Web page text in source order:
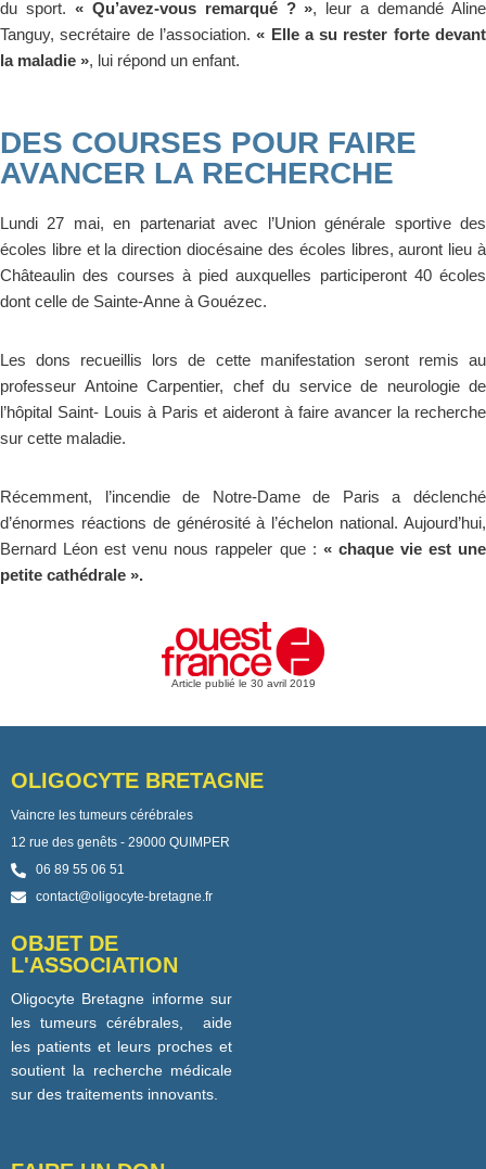
du sport. « Qu’avez-vous remarqué ? », leur a demandé Aline
Tanguy, secrétaire de l’association.« Elle a su rester forte devant
la maladie », lui répond un enfant.
DES COURSES POUR FAIRE
AVANCER LA RECHERCHE
Lundi 27 mai, en partenariat avec l’Union générale sportive des
écoles libre et la direction diocésaine des écoles libres, auront lieu à
Châteaulin des courses à pied auxquelles participeront 40 écoles
dont celle de Sainte-Anne à Gouézec.
Les dons recueillis lors de cette manifestation seront remis au
professeur Antoine Carpentier, chef du service de neurologie de
l’hôpital Saint- Louis à Paris et aideront à faire avancer la recherche
sur cette maladie.
Récemment, l’incendie de Notre-Dame de Paris a déclenché
d’énormes réactions de générosité à l’échelon national. Aujourd’hui,
Bernard Léon est venu nous rappeler que : « chaque vie est une
petite cathédrale ».
Article publié le 30 avril 2019
OLIGOCYTE BRETAGNE
Vaincre les tumeurs cérébrales
12 rue des genêts - 29000 QUIMPER
06 89 55 06 51
contact@oligocyte-bretagne.fr
OBJET DE
L'ASSOCIATION
Oligocyte Bretagne informe sur
les tumeurs cérébrales, aide
les patients et leurs proches et
soutient la recherche médicale
sur des traitements innovants.